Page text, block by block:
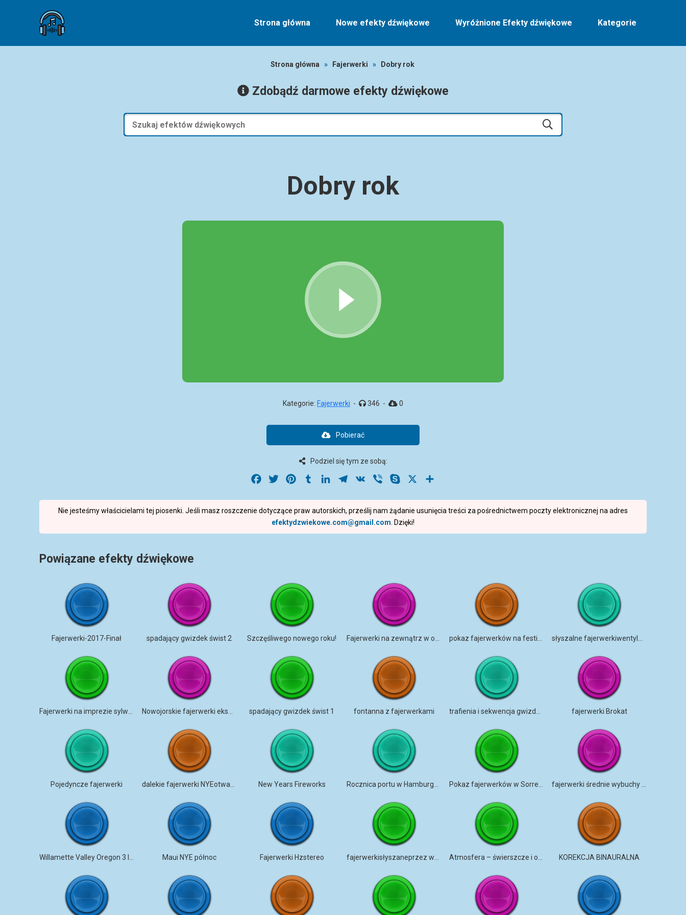
Strona główna Nowe efekty dźwiękowe Wyróżnione Efekty dźwiękowe Kategorie
Strona główna » Fajerwerki » Dobry rok
Zdobądź darmowe efekty dźwiękowe
Dobry rok
Kategorie: Fajerwerki - 346 - 0
Pobierać
Podziel się tym ze sobą:
Facebook
Twitter PinterestTumblrLinkedInTelegram
VK Viber Skype
Nie jesteśmy właścicielami tej piosenki. Jeśli masz roszczenie dotyczące praw autorskich, prześlij nam żądanie usunięcia treści za pośrednictwem poczty elektronicznej na adres
efektydzwiekowe.com@gmail.com . Dzięki!
Powiązane efekty dźwiękowe
Fajerwerki-2017-Finał spadający gwizdek świst 2 Szczęśliwego nowego roku!
spadający gwizdek świst 1 fontanna z fajerwerkami fajerwerki Brokat
Pojedyncze fajerwerki New Years Fireworks
Maui NYE północ Fajerwerki Hzstereo KOREKCJA BINAURALNA